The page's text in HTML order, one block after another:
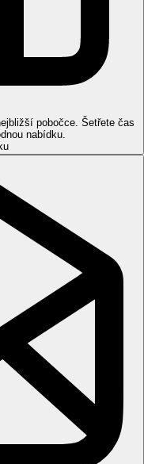
a na pokojích.
pobočce. Šetřete čas
nabídku.